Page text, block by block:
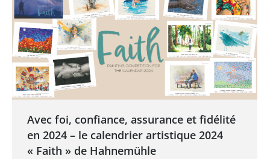
Avec foi, confiance, assurance et fidélité
en 2024 – le calendrier artistique 2024
« Faith » de Hahnemühle